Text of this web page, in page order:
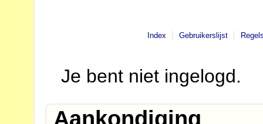
Index Gebruikerslijst
Je bent niet ingelogd.
Aankondiging